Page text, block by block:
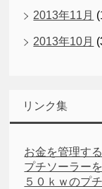
2013年11月
2013年10月
リンク集
お金を管理す
プチソーラー
５０ｋｗのプ